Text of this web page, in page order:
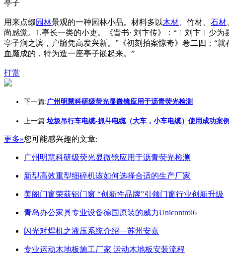
亭子
用来点缀园林景观的一种园林小品。材料多以木材 、竹材、 石材
尚感觉。1.亭长一类的小吏。《晋书· 刘卞传》：“﹝刘卞﹞少
亭子涧之滨，户牖凭高发兴新。”《初刻拍案惊奇》卷二四：“
血廕成的，特为造一座亭子嵌起来。”
打赏
下一篇:广州明慧科研级荧光显微镜应用于沥青荧光检测
上一篇:垃圾吊行车电缆-抓斗电缆（大车，小车电缆）使用成功案例
更多»您可能感兴趣的文章:
广州明慧科研级荧光显微镜应用于沥青荧光检测
新型高效重型细碎机该如何选择合适的生产厂家
美阁门窗荣获铝门窗 “创新性品牌”引领门窗行业创新升级
青岛办公家具专业设备德国原装的威力Unicontrol6
闪光对焊机之液压系统介绍—苏州安嘉
专业运动木地板施工厂家 运动木地板安装流程